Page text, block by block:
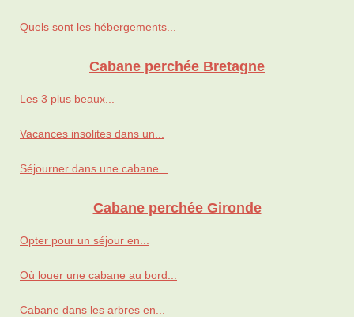
Quels sont les hébergements...
Cabane perchée Bretagne
Les 3 plus beaux...
Vacances insolites dans un...
Séjourner dans une cabane...
Cabane perchée Gironde
Opter pour un séjour en...
Où louer une cabane au bord...
Cabane dans les arbres en...